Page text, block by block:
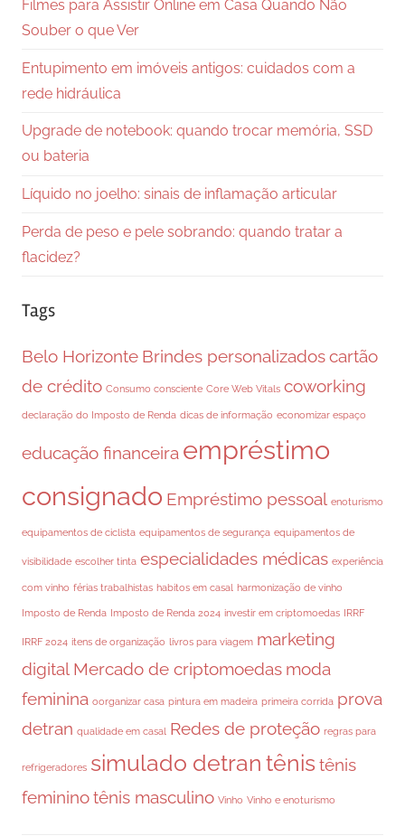
Filmes para Assistir Online em Casa Quando Não
Souber o que Ver
Entupimento em imóveis antigos: cuidados com a
rede hidráulica
Upgrade de notebook: quando trocar memória, SSD
ou bateria
Líquido no joelho: sinais de inflamação articular
Perda de peso e pele sobrando: quando tratar a
flacidez?
Tags
Belo Horizonte Brindes personalizadoscartão
de crédito Consumo consciente Core Web Vitals coworking
declaração do Imposto de Renda dicas de informação economizar espaço
educação financeira empréstimo
consignado Empréstimo pessoal enoturismo
equipamentos de ciclista equipamentos de segurança equipamentos de
visibilidade escolher tinta especialidades médicas experiência
com vinho férias trabalhistas habitos em casal harmonização de vinho
Imposto de Renda Imposto de Renda 2024 investir em criptomoedas IRRF
IRRF 2024 itens de organização livros para viagem marketing
digital Mercado de criptomoedas moda
feminina oorganizar casa pintura em madeira primeira corrida prova
detran qualidade em casal Redes de proteção regras para
refrigeradores simulado detran tênis tênis
femininotênis masculino Vinho Vinho e enoturismo